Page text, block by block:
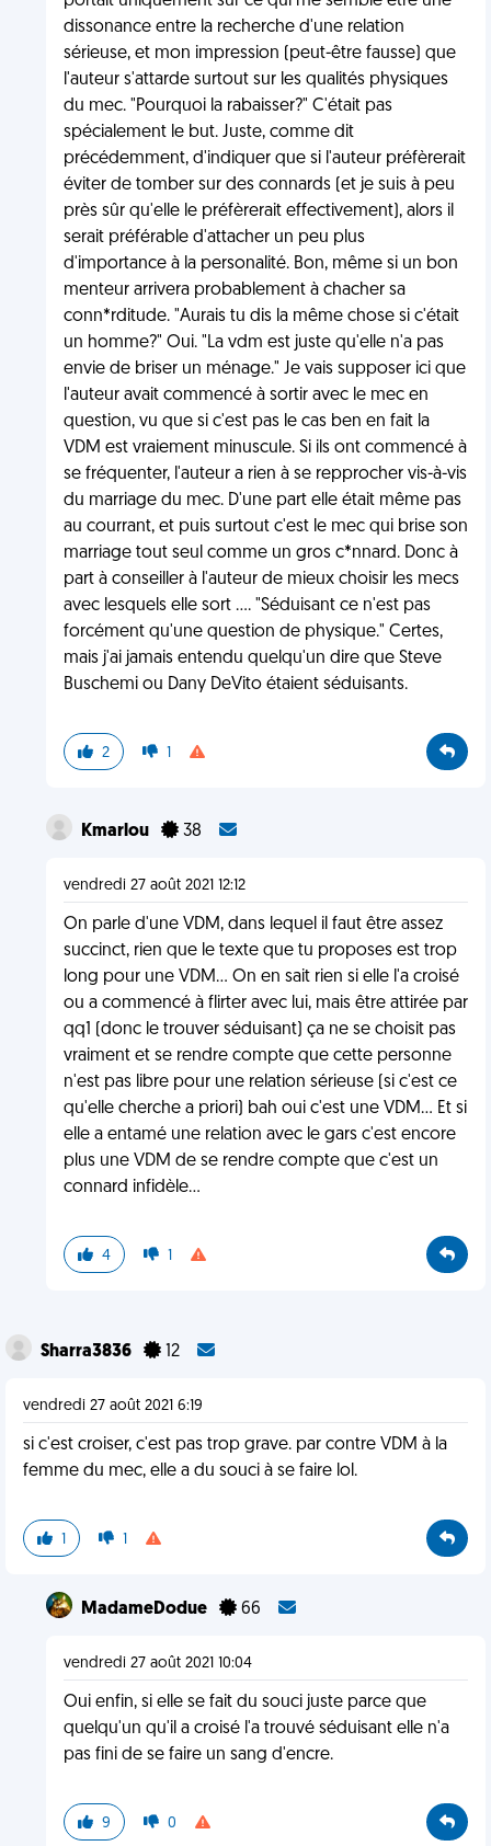
dissonance entre la recherche d'une relation
sérieuse, et mon impression (peut-être fausse) que
l'auteur s'attarde surtout sur les qualités physiques
du mec. "Pourquoi la rabaisser?" C'était pas
spécialement le but. Juste, comme dit
précédemment, d'indiquer que si l'auteur préfèrerait
éviter de tomber sur des connards (et je suis à peu
près sûr qu'elle le préfèrerait effectivement), alors il
serait préférable d'attacher un peu plus
d'importance à la personalité. Bon, même si un bon
menteur arrivera probablement à chacher sa
conn*rditude. "Aurais tu dis la même chose si c'était
un homme?" Oui. "La vdm est juste qu'elle n'a pas
envie de briser un ménage." Je vais supposer ici que
l'auteur avait commencé à sortir avec le mec en
question, vu que si c'est pas le cas ben en fait la
VDM est vraiement minuscule. Si ils ont commencé à
se fréquenter, l'auteur a rien à se repprocher vis-à-vis
du marriage du mec. D'une part elle était même pas
au courrant, et puis surtout c'est le mec qui brise son
marriage tout seul comme un gros c*nnard. Donc à
part à conseiller à l'auteur de mieux choisir les mecs
avec lesquels elle sort .... "Séduisant ce n'est pas
forcément qu'une question de physique." Certes,
mais j'ai jamais entendu quelqu'un dire que Steve
Buschemi ou Dany DeVito étaient séduisants.
2 1
Kmarlou 38
vendredi 27 août 2021 12:12
On parle d'une VDM, dans lequel il faut être assez
succinct, rien que le texte que tu proposes est trop
long pour une VDM... On en sait rien si elle l'a croisé
ou a commencé à flirter avec lui, mais être attirée par
qq1 (donc le trouver séduisant) ça ne se choisit pas
vraiment et se rendre compte que cette personne
n'est pas libre pour une relation sérieuse (si c'est ce
qu'elle cherche a priori) bah oui c'est une VDM... Et si
elle a entamé une relation avec le gars c'est encore
plus une VDM de se rendre compte que c'est un
connard infidèle...
4 1
Sharra3836 12
vendredi 27 août 2021 6:19
si c'est croiser, c'est pas trop grave. par contre VDM à la
femme du mec, elle a du souci à se faire lol.
1 1
MadameDodue 66
vendredi 27 août 2021 10:04
Oui enfin, si elle se fait du souci juste parce que
quelqu'un qu'il a croisé l'a trouvé séduisant elle n'a
pas fini de se faire un sang d'encre.
9 0